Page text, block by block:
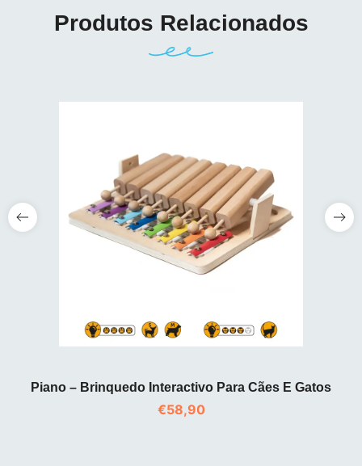
Produtos Relacionados
Piano – Brinquedo Interactivo Para Cães E Gatos
€58,90